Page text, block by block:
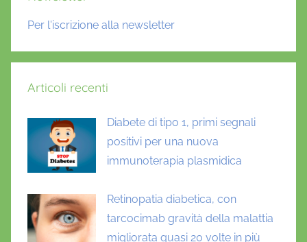
Per l'iscrizione alla newsletter
Articoli recenti
Diabete di tipo 1, primi segnali
positivi per una nuova
immunoterapia plasmidica
Retinopatia diabetica, con
tarcocimab gravità della malattia
migliorata quasi 20 volte in più